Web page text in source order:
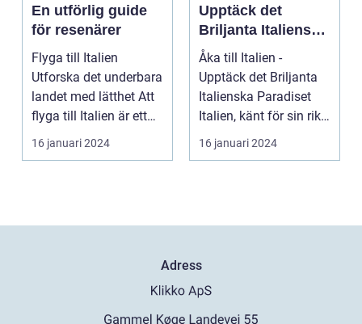
En utförlig guide
för resenärer
Flyga till Italien
Utforska det underbara
landet med lätthet Att
flyga till Italien är ett
fantast...
16 januari 2024
Upptäck det
Briljanta Italienska
Paradiset
Åka till Italien -
Upptäck det Briljanta
Italienska Paradiset
Italien, känt för sin rika
historia, ...
16 januari 2024
Adress